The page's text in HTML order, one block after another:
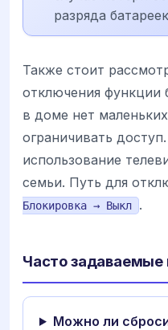
разряда
Также стоит
отключения функции
в доме нет
ограничивать
использование
семьи. Путь для
Блокировка → Выкл
.
Часто задаваемые
Можно ли